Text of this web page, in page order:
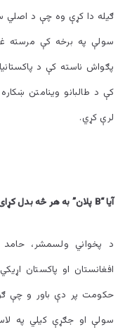
ګیله دا کړې وه چې د اصلي
سولې په برخه کې مرسته
پګواش ناسته کې د
کې د طالبانو وینامتن
لرې کړي.
آیا “B پلان” به هر څه بدل
د پخواني ولسمشر،
افغانستان او پاکستان
حکومت پر دې باور و چې
سولې او جګړې کیلي په